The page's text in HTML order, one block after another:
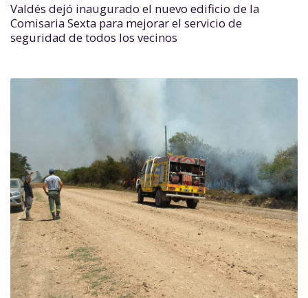
Valdés dejó inaugurado el nuevo edificio de la
Comisaria Sexta para mejorar el servicio de
seguridad de todos los vecinos